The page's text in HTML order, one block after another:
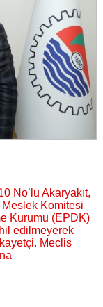
No’lu Akaryakıt,
Meslek Komitesi
Kurumu (EPDK)
edilmeyerek
Meclis